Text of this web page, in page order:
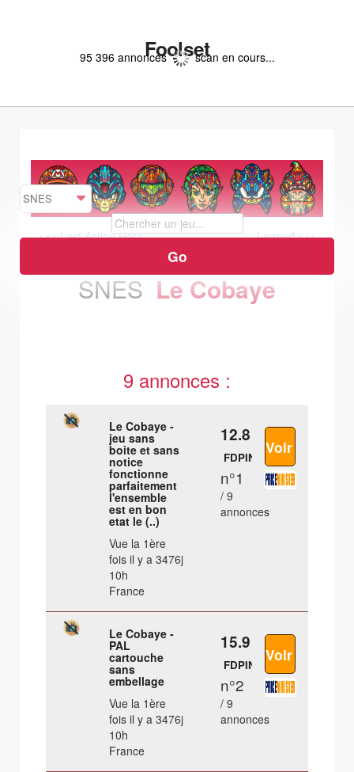
Foolset
95 396 annonces scan en cours...
<<< Last Action Hero Legend >>>
SNES Le Cobaye
9 annonces :
Le Cobaye -
jeu sans
boite et sans
notice
fonctionne
parfaitement
l'ensemble
est en bon
etat le (..)
Vue la 1ère
fois il y a 3476j
10h
France
12.8 €
FDPIN
n°1
/ 9
annonces
Le Cobaye -
PAL
cartouche
sans
embellage
Vue la 1ère
fois il y a 3476j
10h
France
15.9 €
FDPIN
n°2
/ 9
annonces